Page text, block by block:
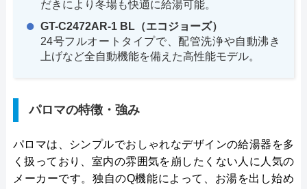
だきにより冬場も快適に給湯可能。
GT-C2472AR-1 BL（エコジョーズ）
24号フルオートタイプで、配管洗浄や自動沸き
上げなど全自動機能を備えた高性能モデル。
パロマの特徴・強み
パロマは、シンプルでおしゃれなデザインの給湯器を多
く扱っており、室内の雰囲気を崩したくない人に人気の
メーカーです。独自のQ機能によって、お湯を出し始め